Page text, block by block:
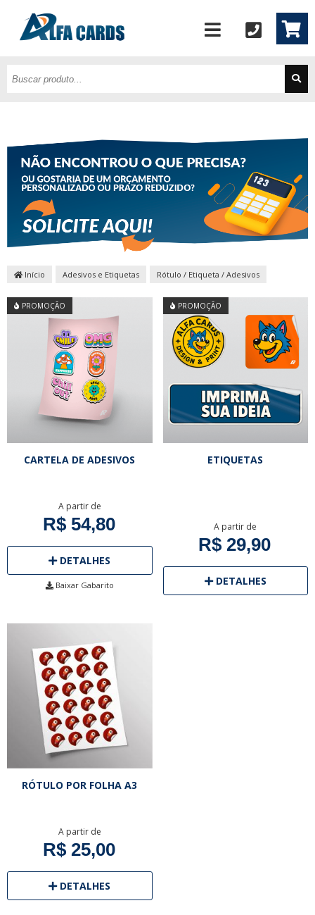
Início Adesivos e Etiquetas Rótulo / Etiqueta / Adesivos
PROMOÇÃO
CARTELA DE ADESIVOS
A partir de
R$ 54,80
DETALHES
Baixar Gabarito
PROMOÇÃO
ETIQUETAS
A partir de
R$ 29,90
DETALHES
RÓTULO POR FOLHA A3
A partir de
R$ 25,00
DETALHES